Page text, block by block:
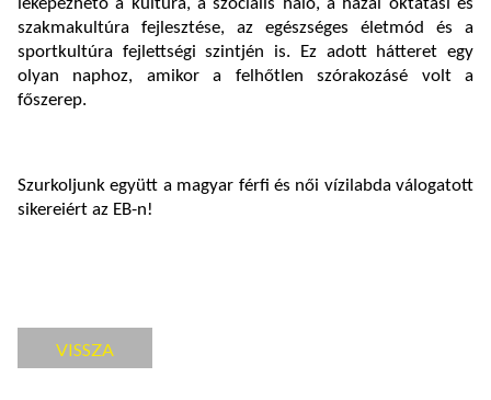
leképezhető a kultúra, a szociális háló, a hazai oktatási és
szakmakultúra fejlesztése, az egészséges életmód és a
sportkultúra fejlettségi szintjén is. Ez adott hátteret egy
olyan naphoz, amikor a felhőtlen szórakozásé volt a
főszerep.
Szurkoljunk együtt a magyar férfi és női vízilabda válogatott
sikereiért az EB-n!
VISSZA